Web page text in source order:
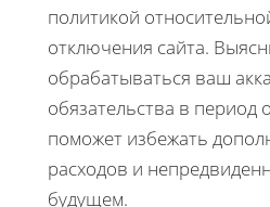
политикой
отключения сайта.
обрабатываться ваш
обязательства в период
поможет избежать
расходов и
будущем.